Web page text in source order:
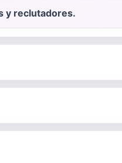
y reclutadores.